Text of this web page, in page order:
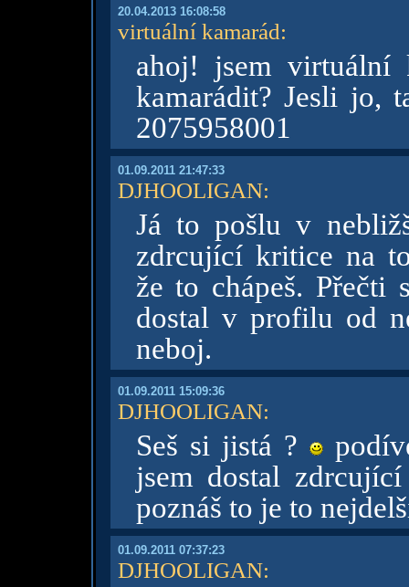
20.04.2013 16:08:58
virtuální kamarád:
ahoj! jsem virtuální
kamarádit? Jesli jo,
2075958001
01.09.2011 21:47:33
DJHOOLIGAN:
Já to pošlu v
zdrcující kritice na
že to chápeš.
dostal v profilu od
neboj.
01.09.2011 15:09:36
DJHOOLIGAN:
Seš si jistá ?
jsem dostal
poznáš to je to
01.09.2011 07:37:23
DJHOOLIGAN: